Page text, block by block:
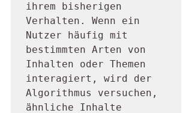
ihrem bisherigen
Verhalten. Wenn ein
Nutzer häufig mit
bestimmten Arten von
Inhalten oder Themen
interagiert, wird der
Algorithmus versuchen,
ähnliche Inhalte